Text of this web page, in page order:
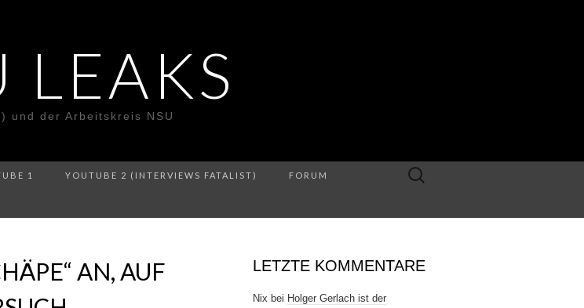
LEAKS
und der Arbeitskreis NSU
1 YOUTUBE 2 (INTERVIEWS FATALIST) FORUM
Suche
AN, AUF
LETZTE KOMMENTARE
Nix bei Holger Gerlach ist der